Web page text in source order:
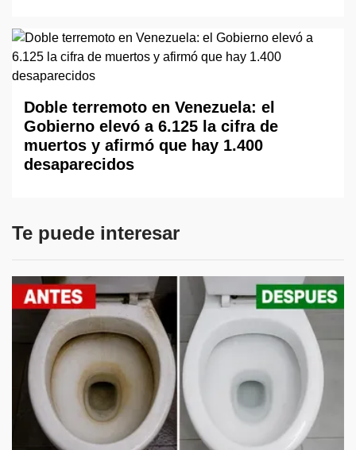
Doble terremoto en Venezuela: el
Gobierno elevó a 6.125 la cifra de
muertos y afirmó que hay 1.400
desaparecidos
Te puede interesar